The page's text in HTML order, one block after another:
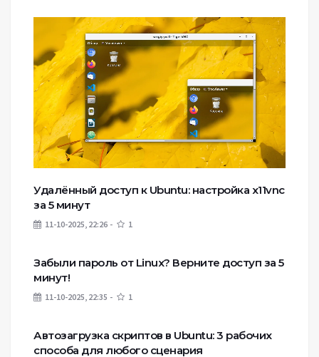
Удалённый доступ к Ubuntu: настройка x11vnc
за 5 минут
11-10-2025, 22:26 1
Забыли пароль от Linux? Верните доступ за 5
минут!
11-10-2025, 22:35 1
Автозагрузка скриптов в Ubuntu: 3 рабочих
способа для любого сценария